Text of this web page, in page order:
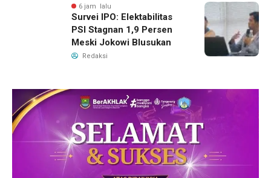
6 jam lalu
Survei IPO: Elektabilitas
PSI Stagnan 1,9 Persen
Meski Jokowi Blusukan
Redaksi